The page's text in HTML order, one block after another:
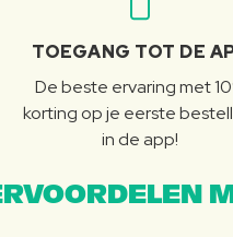
TOEGANG TOT DE
De beste ervaring met
korting op je eerste
in de app!